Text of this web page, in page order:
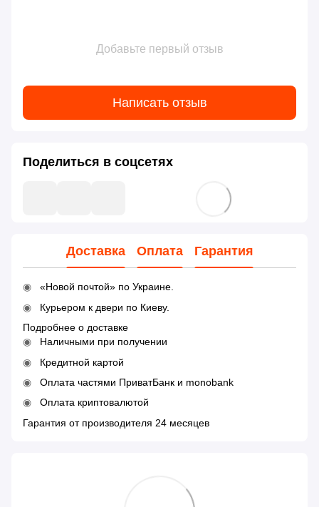
Добавьте первый отзыв
Написать отзыв
Поделиться в соцсетях
Доставка Оплата Гарантия
«Новой почтой» по Украине.
Курьером к двери по Киеву.
Подробнее о доставке
Наличными при получении
Кредитной картой
Оплата частями ПриватБанк и monobank
Оплата криптовалютой
Гарантия от производителя 24 месяцев